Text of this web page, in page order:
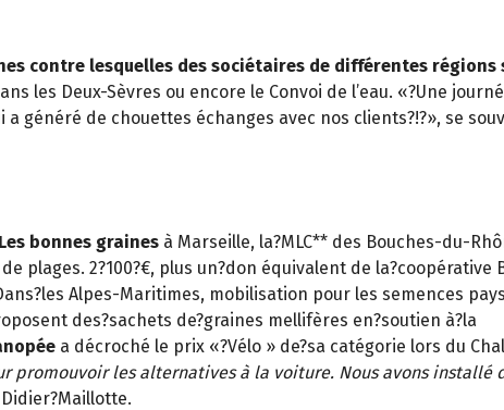
contre lesquelles des sociétaires de différentes
Deux-Sèvres ou encore le Convoi de l’eau. «?Une
généré de chouettes échanges avec nos clients?!?», se
Les bonnes graines à Marseille, la?MLC** des Bouches-du-
plages. 2?100?€, plus un?don équivalent de la?coopérative
Alpes-Maritimes, mobilisation pour les semences
des?sachets de?graines mellifères en?soutien à?la
a décroché le prix «?Vélo » de?sa catégorie lors du
promouvoir les alternatives à la voiture. Nous avons installé